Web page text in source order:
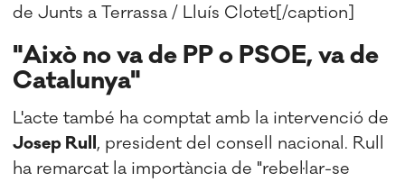
de Junts a Terrassa / Lluís Clotet[/caption]
"Això no va de PP o PSOE, va de
Catalunya"
L'acte també ha comptat amb la intervenció de
Josep Rull , president del consell nacional. Rull
ha remarcat la importància de "rebel·lar-se